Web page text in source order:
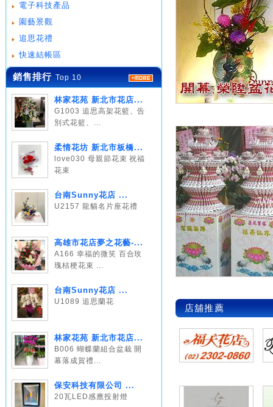
電子科技產品
園藝景觀
追思花禮
快速結帳區
銷售排行 Top 10
林家花苑 新北市花店...
G1003 追思高架花籃、告
別式花籃、...
柔情花坊 新北市板橋...
love030 母親節花束 祝福
花束
台南Sunny花店 ...
U2157 龍貓名片座花禮
高雄市花店夢之花藝-...
A166 幸福的微笑 百合玫
瑰桔梗花束 ...
台南Sunny花店 ...
U1089 追思蘭花
林家花苑 新北市花店...
B006 蝴蝶蘭組合盆栽 開
幕落成賀禮...
保安科技有限公司 ...
20瓦LED感應投射燈
店舖推薦